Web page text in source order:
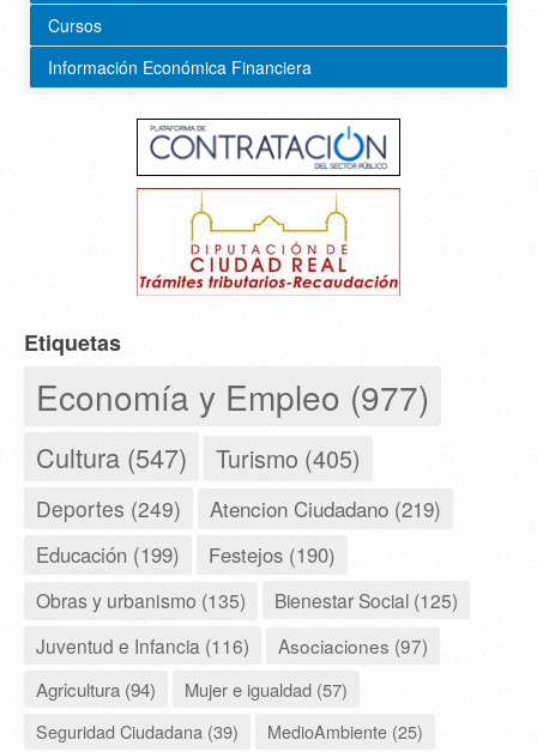
Cursos
Información Económica Financiera
Etiquetas
Economía y Empleo (977)
Cultura (547) Turismo (405)
Deportes (249) Atencion Ciudadano (219)
Educación (199) Festejos (190)
Obras y urbanismo (135)
Bienestar Social (125)
Juventud e Infancia (116)
Asociaciones (97)
Agricultura (94)
Mujer e igualdad (57)
Seguridad Ciudadana (39)
MedioAmbiente (25)